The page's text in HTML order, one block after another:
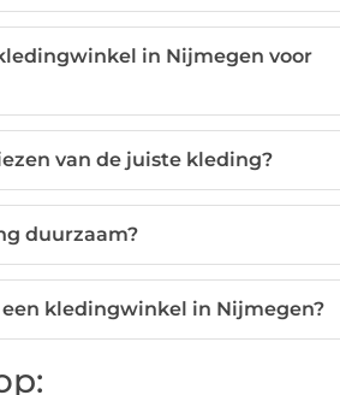
in Nijmegen voor
van de juiste kleding?
duurzaam?
kledingwinkel in Nijmegen?